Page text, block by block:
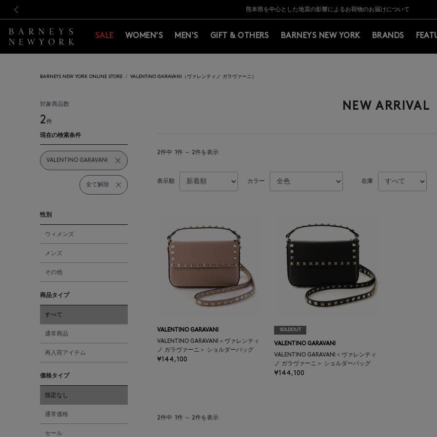
新規登録のお客様も対象！＜MY BARNEYS＞会員のお客様は11,000円（税込）以上のお買上げで常時送料無料
【夏季休業に伴う返品・交換承り一時停止のお知らせ】（2026.8.5）
熊本県を中心とした地震の影響によるお荷物のお届けについて
【開催中】SUMMER SALEのご案内・ご注意事項
新規登録のお客様も対象！＜MY BARNEYS＞会員のお客様は11,000円（税込）以上のお買上げで常時送料無料
【夏季休業に伴う返品・交換承り一時停止のお知らせ】（2026.8.5）
SALE WOMEN'S MEN'S GIFT & OTHERS BARNEYS NEW YORK BRANDS
BARNEYS NEW YORK ONLINE STORE VALENTINO GARAVANI（ヴァレンティノ ガラヴァーニ）
対象商品数
2件
現在の検索条件
VALENTINO GARAVANI
全て解除
性別
ウィメンズ
メンズ
その他
商品タイプ
すべて
通常商品
再入荷アイテム
価格タイプ
指定なし
通常価格
セール
NEW ARRIVAL
2件中 1件 ～ 2件を表示
表示順 カラー 在庫
VALENTINO GARAVANI
VALENTINO GARAVANI＜ヴァレンティ
ノ ガラヴァーニ＞ ショルダーバッグ
¥144,100
SOLDOUT
VALENTINO GARAVANI
VALENTINO GARAVANI＜ヴァレンティ
ノ ガラヴァーニ＞ ショルダーバッグ
¥144,100
2件中 1件 ～ 2件を表示